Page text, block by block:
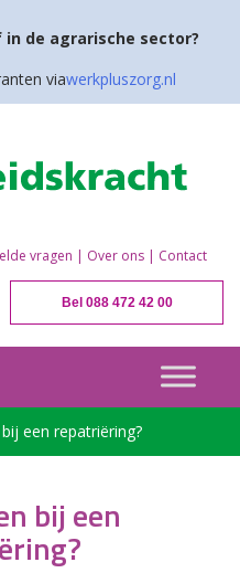
de agrarische sector?
viawerkpluszorg.nl
vragen | Over ons | Contact
Bel 088 472 42 00
een repatriëring?
bij een